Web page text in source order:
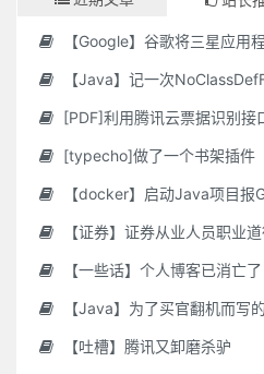
【Google】谷歌将三星应用程序标
【Java】记一次
[PDF]利用腾讯云票据识别接
[typecho]做了一个书架插件
【docker】启动Java项目报
【证券】证券从业人员职业
【一些话】个人博客已消亡了
【Java】为了买官翻机而写
【吐槽】腾讯又卸磨杀驴